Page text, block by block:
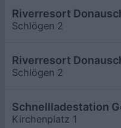
Riverresort
Schlögen 2
Riverresort
Schlögen 2
Schnellladestation
Kirchenplatz 1